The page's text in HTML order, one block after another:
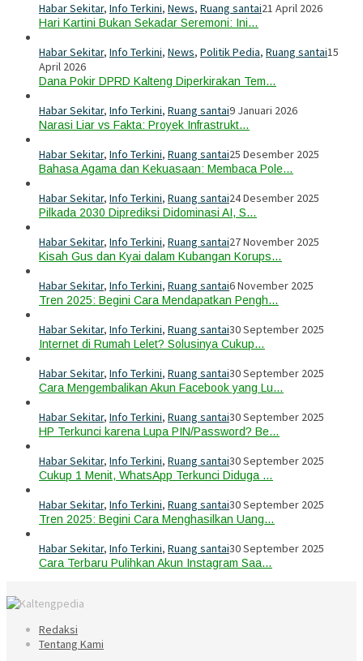
Habar Sekitar, Info Terkini, News, Ruang santai21 April 2026
Hari Kartini Bukan Sekadar Seremoni: Ini…
Habar Sekitar, Info Terkini, News, Politik Pedia, Ruang santai15
April 2026
Dana Pokir DPRD Kalteng Diperkirakan Tem…
Habar Sekitar, Info Terkini, Ruang santai9 Januari 2026
Narasi Liar vs Fakta: Proyek Infrastrukt…
Habar Sekitar, Info Terkini, Ruang santai25 Desember 2025
Bahasa Agama dan Kekuasaan: Membaca Pole…
Habar Sekitar, Info Terkini, Ruang santai24 Desember 2025
Pilkada 2030 Diprediksi Didominasi AI, S…
Habar Sekitar, Info Terkini, Ruang santai27 November 2025
Kisah Gus dan Kyai dalam Kubangan Korups…
Habar Sekitar, Info Terkini, Ruang santai6 November 2025
Tren 2025: Begini Cara Mendapatkan Pengh…
Habar Sekitar, Info Terkini, Ruang santai30 September 2025
Internet di Rumah Lelet? Solusinya Cukup…
Habar Sekitar, Info Terkini, Ruang santai30 September 2025
Cara Mengembalikan Akun Facebook yang Lu…
Habar Sekitar, Info Terkini, Ruang santai30 September 2025
HP Terkunci karena Lupa PIN/Password? Be…
Habar Sekitar, Info Terkini, Ruang santai30 September 2025
Cukup 1 Menit, WhatsApp Terkunci Diduga …
Habar Sekitar, Info Terkini, Ruang santai30 September 2025
Tren 2025: Begini Cara Menghasilkan Uang…
Habar Sekitar, Info Terkini, Ruang santai30 September 2025
Cara Terbaru Pulihkan Akun Instagram Saa…
Redaksi
Tentang Kami